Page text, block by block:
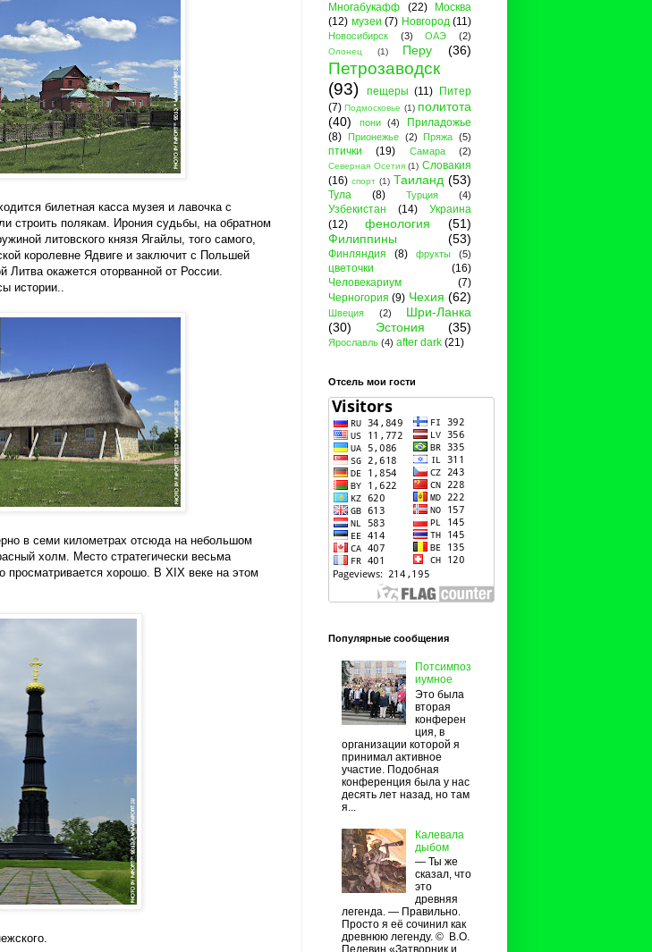
билетная касса музея и лавочка с
строить полякам. Ирония судьбы, на обратном
литовского князя Ягайлы, того самого,
королевне Ядвиге и заключит с Польшей
Литва окажется оторванной от России.
истории..
в семи километрах отсюда на небольшом
холм. Место стратегически весьма
просматривается хорошо. В XIX веке на этом
Многабукафф (22)
Москва
(12) музеи (7) Новгород (11)
Новосибирск (3) ОАЭ (2)
Олонец (1) Перу (36)
Петрозаводск
(93)
пещеры (11)
Питер
(7) Подмосковье (1) политота
(40)
пони (4)
Приладожье
(8) Прионежье (2) Пряжа (5)
птички (19) Самара (2)
Северная Осетия (1) Словакия
(16) спорт (1) Таиланд (53)
Тула (8) Турция (4)
Узбекистан (14)
Украина
(12)
фенология
(51)
Филиппины
(53)
Финляндия (8) фрукты (5)
цветочки
(16)
Человекариум
(7)
Черногория (9) Чехия (62)
Швеция (2)
Шри-Ланка
(30)
Эстония (35)
Ярославль (4) after dark (21)
Отсель мои гости
Популярные сообщения
Потсимпоз
иумное
Это была
вторая
конферен
ция, в
организации которой я
принимал активное
участие. Подобная
конференция была у нас
десять лет назад, но там
я...
Калевала
дыбом
— Ты же
сказал, что
это
древняя
легенда. — Правильно.
Просто я её сочинил как
древнюю легенду. © В.О.
Пелевин «Затворник и